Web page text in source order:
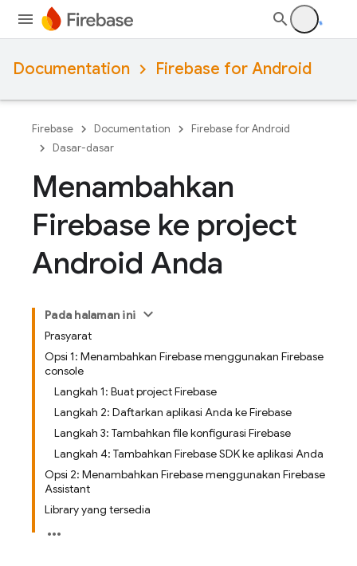
Documentation Firebase for Android
Firebase Documentation
Firebase for Android
Dasar-dasar
Menambahkan
Firebase ke project
Android Anda
Pada halaman ini
Prasyarat
Opsi 1: Menambahkan Firebase menggunakan Firebase
console
Langkah 1: Buat project Firebase
Langkah 2: Daftarkan aplikasi Anda ke Firebase
Langkah 3: Tambahkan file konfigurasi Firebase
Langkah 4: Tambahkan Firebase SDK ke aplikasi Anda
Opsi 2: Menambahkan Firebase menggunakan Firebase
Assistant
Library yang tersedia